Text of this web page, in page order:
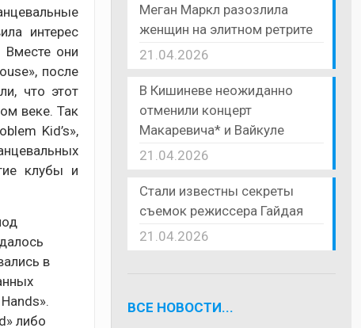
интерес
Вместе они
после
что этот
веке. Так
Kid’s»,
клубы и
в
либо
Меган Маркл разозлила
женщин на элитном ретрите
21.04.2026
В Кишиневе неожиданно
отменили концерт
Макаревича* и Вайкуле
21.04.2026
Стали известны секреты
съемок режиссера Гайдая
21.04.2026
ВСЕ НОВОСТИ...